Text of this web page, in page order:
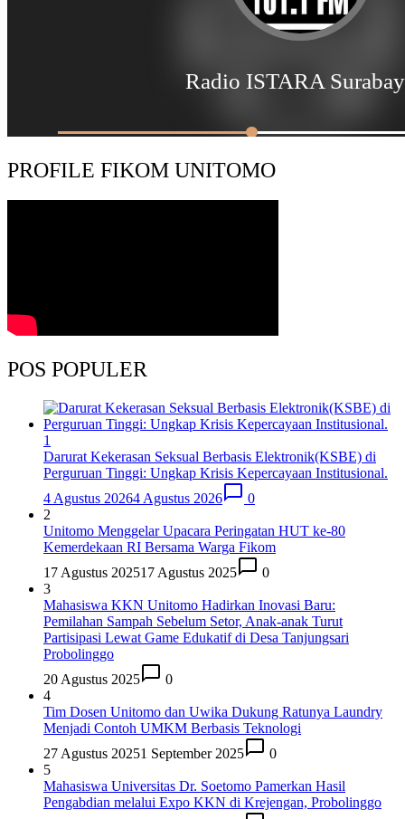
PROFILE FIKOM UNITOMO
POS POPULER
1
Darurat Kekerasan Seksual Berbasis Elektronik(KSBE) di
Perguruan Tinggi: Ungkap Krisis Kepercayaan Institusional.
4 Agustus 20264 Agustus 2026
0
2
Unitomo Menggelar Upacara Peringatan HUT ke-80
Kemerdekaan RI Bersama Warga Fikom
17 Agustus 202517 Agustus 2025
0
3
Mahasiswa KKN Unitomo Hadirkan Inovasi Baru:
Pemilahan Sampah Sebelum Setor, Anak-anak Turut
Partisipasi Lewat Game Edukatif di Desa Tanjungsari
Probolinggo
20 Agustus 2025
0
4
Tim Dosen Unitomo dan Uwika Dukung Ratunya Laundry
Menjadi Contoh UMKM Berbasis Teknologi
27 Agustus 20251 September 2025
0
5
Mahasiswa Universitas Dr. Soetomo Pamerkan Hasil
Pengabdian melalui Expo KKN di Krejengan, Probolinggo